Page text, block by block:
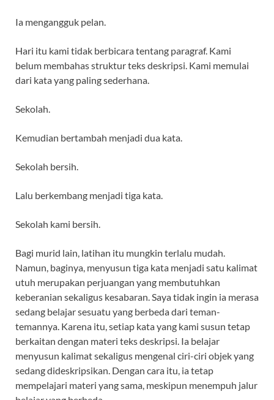
Ia mengangguk pelan.
Hari itu kami tidak berbicara tentang paragraf. Kami
belum membahas struktur teks deskripsi. Kami memulai
dari kata yang paling sederhana.
Sekolah.
Kemudian bertambah menjadi dua kata.
Sekolah bersih.
Lalu berkembang menjadi tiga kata.
Sekolah kami bersih.
Bagi murid lain, latihan itu mungkin terlalu mudah.
Namun, baginya, menyusun tiga kata menjadi satu kalimat
utuh merupakan perjuangan yang membutuhkan
keberanian sekaligus kesabaran. Saya tidak ingin ia merasa
sedang belajar sesuatu yang berbeda dari teman-
temannya. Karena itu, setiap kata yang kami susun tetap
berkaitan dengan materi teks deskripsi. Ia belajar
menyusun kalimat sekaligus mengenal ciri-ciri objek yang
sedang dideskripsikan. Dengan cara itu, ia tetap
mempelajari materi yang sama, meskipun menempuh jalur